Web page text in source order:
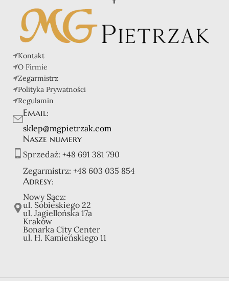
Kontakt
O Firmie
Zegarmistrz
Polityka Prywatności
Regulamin
Email:
sklep@mgpietrzak.com
Nasze numery
Sprzedaż: +48 691 381 790
Zegarmistrz: +48 603 035 854
Adresy:
Nowy Sącz:
ul. Sobieskiego 22
ul. Jagiellońska 17a
Kraków
Bonarka City Center
ul. H. Kamieńskiego 11